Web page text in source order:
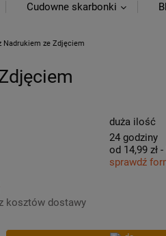
Cudowne skarbonki
Nadrukiem ze Zdjęciem
duża ilość
24 godziny
od 14,99 zł -
sprawdź
kosztów dostawy